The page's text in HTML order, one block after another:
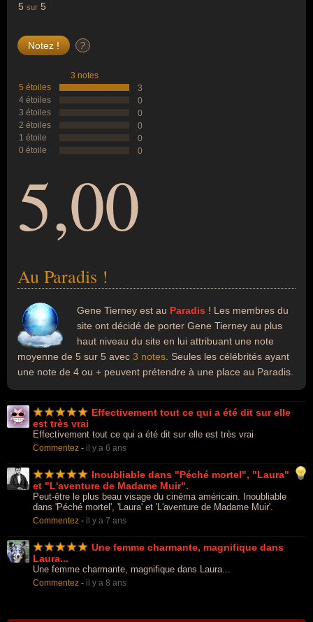
5 sur 5
?
3 notes
5 étoiles
3
4 étoiles
0
3 étoiles
0
2 étoiles
0
1 étoile
0
0 étoile
0
5,00
Au Paradis !
Gene Tierney est au Paradis ! Les membres du
site ont décidé de porter Gene Tierney au plus
haut niveau du site en lui attribuant une note
moyenne de 5 sur 5 avec 3 notes . Seules les célébrités ayant
une note de 4 ou + peuvent prétendre à une place au Paradis.
Effectivement tout ce qui a été dit sur elle
est très vrai
Effectivement tout ce qui a été dit sur elle est très vrai
Commentez - il y a 6 ans
Inoubliable dans "Péché mortel", "Laura"
et "L'aventure de Madame Muir".
Peut-être le plus beau visage du cinéma américain. Inoubliable
dans 'Péché mortel', 'Laura' et 'L'aventure de Madame Muir'.
Commentez - il y a 7 ans
Une femme charmante, magnifique dans
Laura...
Une femme charmante, magnifique dans Laura...
Commentez - il y a 8 ans